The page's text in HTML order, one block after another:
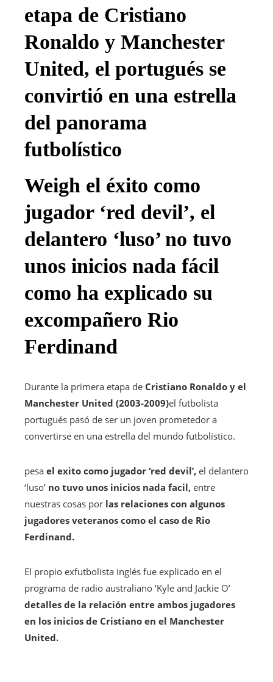
etapa de Cristiano
Ronaldo y Manchester
United, el portugués se
convirtió en una estrella
del panorama
futbolístico
Weigh el éxito como
jugador ‘red devil’, el
delantero ‘luso’ no tuvo
unos inicios nada fácil
como ha explicado su
excompañero Rio
Ferdinand
Durante la primera etapa de Cristiano Ronaldo y el
Manchester United (2003-2009)el futbolista
portugués pasó de ser un joven prometedor a
convertirse en una estrella del mundo futbolístico.
pesa el exito como jugador ‘red devil’, el delantero
‘luso’ no tuvo unos inicios nada facil, entre
nuestras cosas por las relaciones con algunos
jugadores veteranos como el caso de Rio
Ferdinand.
El propio exfutbolista inglés fue explicado en el
programa de radio australiano ‘Kyle and Jackie O’
detalles de la relación entre ambos jugadores
en los inicios de Cristiano en el Manchester
United.